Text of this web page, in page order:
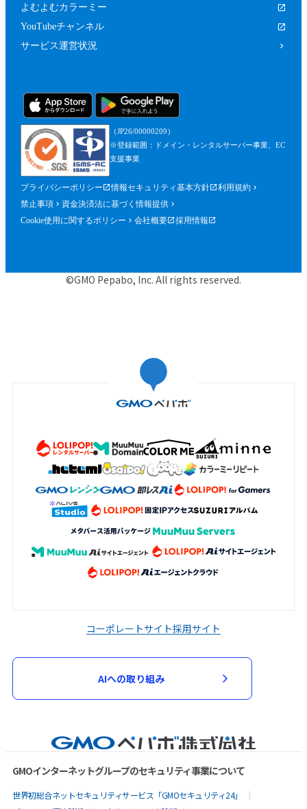
よむよむカラーミー
YouTubeチャンネル
サービス運営状況
（JP26/00000209）
※登録範囲：ドメイン・レンタルサーバー事業、EC
支援事業
プライバシーポリシー 情報セキュリティ基本方針
利用規約
禁止事項
資金決済法に基づく情報提供
Cookie使用に関するポリシー
会社概要 採用情報
©GMO Pepabo, Inc. All rights reserved.
コーポレートサイト採用サイト
AIへの取り組み
GMOインターネットグループのセキュリティ事業について
世界初総合ネットセキュリティサービス「GMOセキュリティ24」